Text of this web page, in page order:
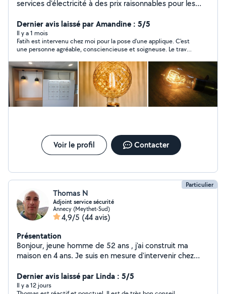
services d'électricité à des prix raisonnables pour les
d'un travail sérieux et d'un résultat concret, je peux
intervenir rapidement. Je peux également vous aider
pour le montage de meubles, avec ou sans intégration
électrique (prises, éclairage, installation de LED), ainsi
que pour divers travaux de bricolage liés à
l'aménagement intérieur. La satisfaction de mes clients
est ma priorité. J'accorde une grande importance à la
fidélisation de ma clientèle. Les clients réguliers et les
personnes qui m'ont déjà fait confiance seront
Dernier avis laissé par Amandine : 5/5
Il y a 1 mois
Fatih est intervenu chez moi pour la pose d'une applique. C'est
une personne agréable, consciencieuse et soigneuse. Le travail
Voir le profil Contacter
Particulier
Thomas N
Adjoint service sécurité
Annecy (Meythet-Sud)
4,9/5 (44 avis)
Présentation
Bonjour, jeune homme de 52 ans , j'ai construit ma
maison en 4 ans. Je suis en mesure d'intervenir chez
peux monter vos roues sur votre véhicule. Transporter
deux roues, tondeuse ect.. Un problème ? posez moi
Dernier avis laissé par Linda : 5/5
Il y a 12 jours